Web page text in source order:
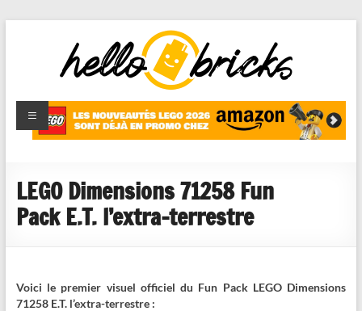
HelloBricks
Blog LEGO,
nouveaut�s
reviews
LEGO Dimensions 71258 Fun
Pack E.T. l’extra-terrestre
Voici le premier visuel officiel du Fun Pack LEGO Dimensions
71258 E.T. l’extra-terrestre :